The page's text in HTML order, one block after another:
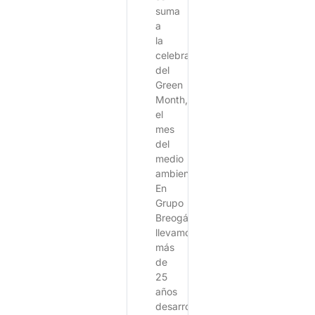
suma
a
la
celebración
del
Green
Month,
el
mes
del
medio
ambiente
En
Grupo
Breogán
llevamos
más
de
25
años
desarrollando,